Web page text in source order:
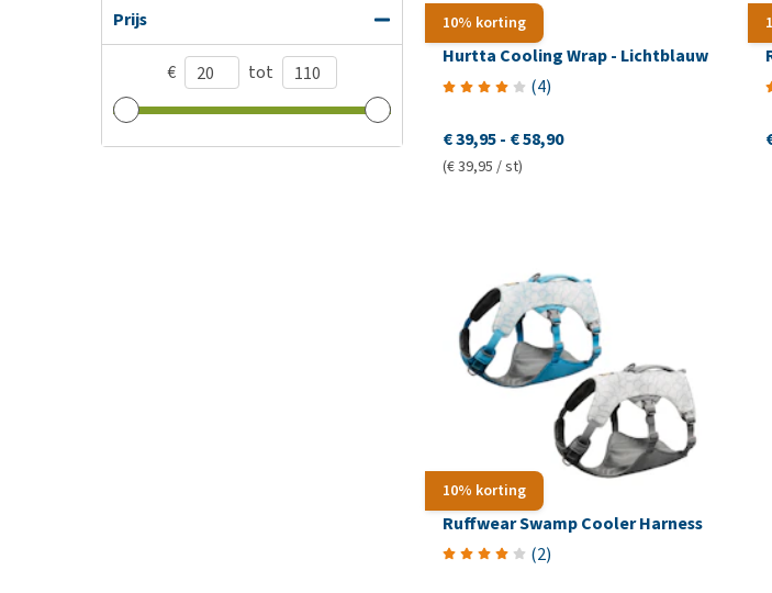
Prijs
€ tot
10% korting
Hurtta Cooling Wrap - Lichtblauw
(4)
€ 39,95- € 58,90
(€ 39,95 / st)
10% korting
Ruffwear Swamp Cooler Harness
(2)